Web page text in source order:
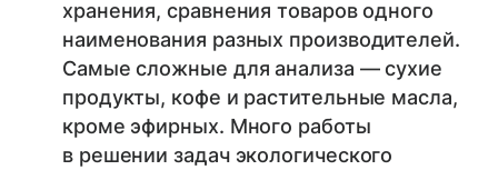
хранения, сравнения товаров одного
наименования разных производителей.
Самые сложные для анализа — сухие
продукты, кофе и растительные масла,
кроме эфирных. Много работы
в решении задач экологического